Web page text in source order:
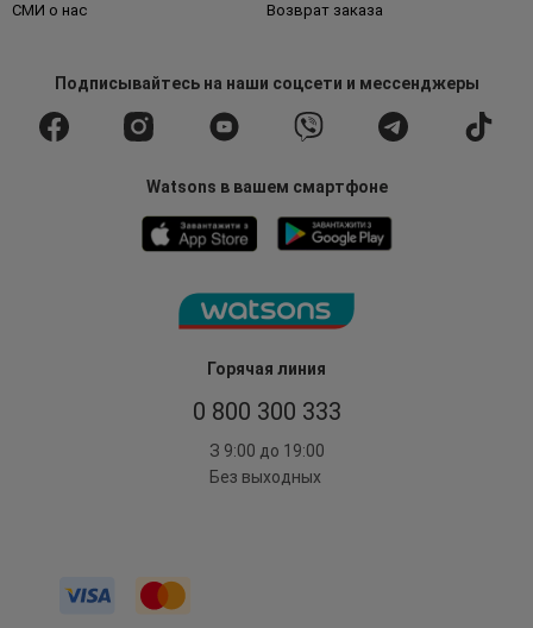
Горячая линия
0 800 300 333
З 9:00 до 19:00
Без выходных
СМИ о нас Возврат заказа
Подписывайтесьна наши соцсети и мессенджеры
Watsons в вашем смартфоне